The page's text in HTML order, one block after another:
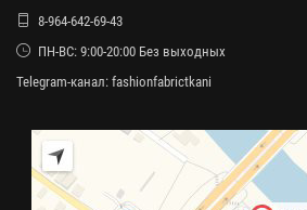
8-964-642-69-43
ПН-ВС: 9:00-20:00 Без выходных
Telegram-канал: fashionfabrictkani